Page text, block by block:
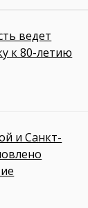
ведет
к 80-летию
и Санкт-